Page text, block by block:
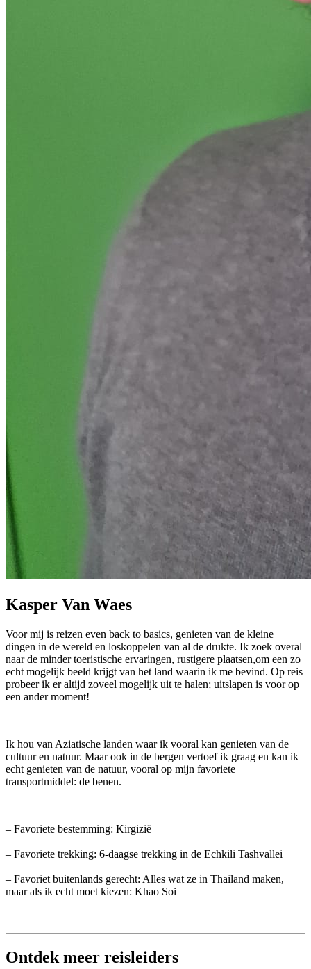
Kasper Van Waes
Voor mij is reizen even back to basics, genieten van de kleine
dingen in de wereld en loskoppelen van al de drukte. Ik zoek overal
naar de minder toeristische ervaringen, rustigere plaatsen,om een zo
echt mogelijk beeld krijgt van het land waarin ik me bevind. Op reis
probeer ik er altijd zoveel mogelijk uit te halen; uitslapen is voor op
een ander moment!
Ik hou van Aziatische landen waar ik vooral kan genieten van de
cultuur en natuur. Maar ook in de bergen vertoef ik graag en kan ik
echt genieten van de natuur, vooral op mijn favoriete
transportmiddel: de benen.
– Favoriete bestemming: Kirgizië
– Favoriete trekking: 6-daagse trekking in de Echkili Tashvallei
– Favoriet buitenlands gerecht: Alles wat ze in Thailand maken,
maar als ik echt moet kiezen: Khao Soi
Ontdek meer reisleiders